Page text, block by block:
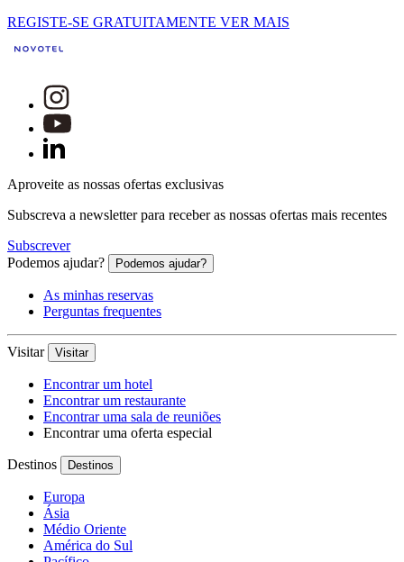
REGISTE-SE GRATUITAMENTE VER MAIS
Aproveite as nossas ofertas exclusivas
Subscreva a newsletter para receber as nossas ofertas mais recentes
Subscrever
Podemos ajudar?
Podemos ajudar?
As minhas reservas
Perguntas frequentes
Visitar Visitar
Encontrar um hotel
Encontrar um restaurante
Encontrar uma sala de reuniões
Encontrar uma oferta especial
Destinos Destinos
Europa
Ásia
Médio Oriente
América do Sul